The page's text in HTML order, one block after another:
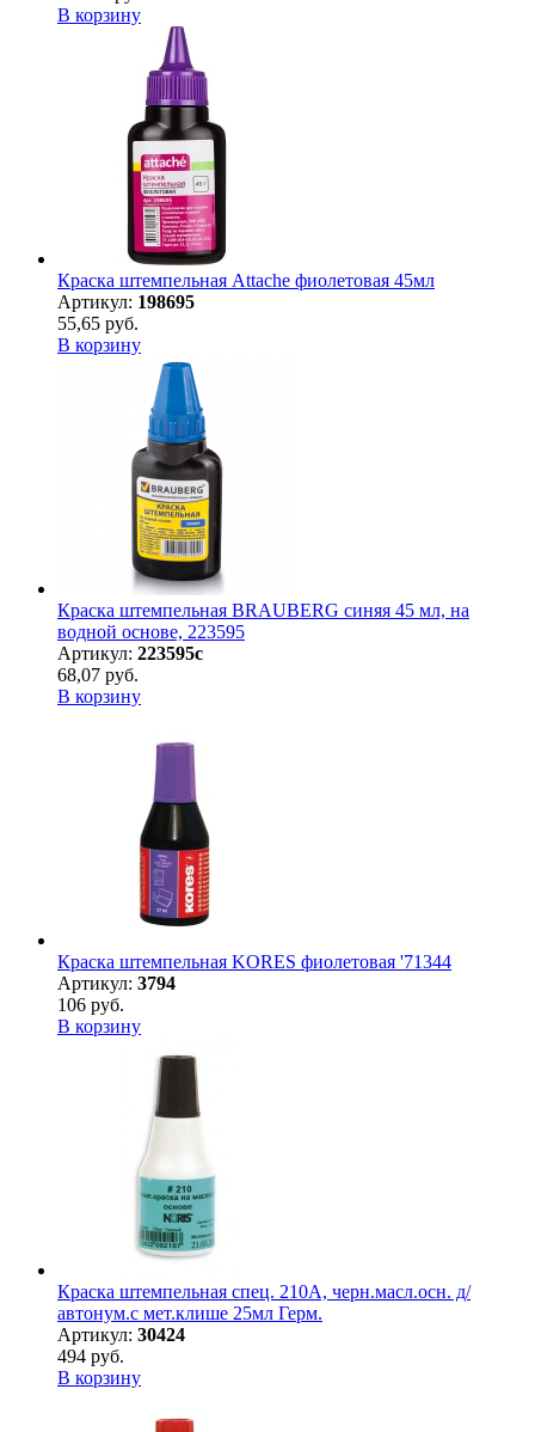
В корзину
Краска штемпельная Attache фиолетовая 45мл
Артикул: 198695
55,65 руб.
В корзину
Краска штемпельная BRAUBERG синяя 45 мл, на
водной основе, 223595
Артикул: 223595с
68,07 руб.
В корзину
Краска штемпельная KORES фиолетовая '71344
Артикул: 3794
106 руб.
В корзину
Краска штемпельная спец. 210А, черн.масл.осн. д/
автонум.с мет.клише 25мл Герм.
Артикул: 30424
494 руб.
В корзину